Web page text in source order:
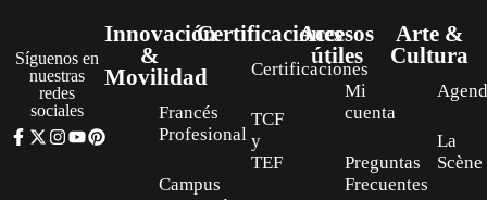
Síguenos en
nuestras
redes
sociales
Innovación
&
Movilidad
Francés
Profesional
Campus
Certificaciones
Certificaciones
TCF
y
TEF
Accesos
útiles
Mi
cuenta
Preguntas
Frecuentes
Arte &
Cultura
La
Scène